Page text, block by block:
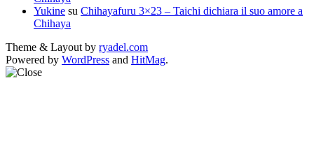
Yukine su Chihayafuru 3×23 – Taichi dichiara il suo amore a
Chihaya
Theme & Layout by ryadel.com
Powered by WordPress and HitMag.